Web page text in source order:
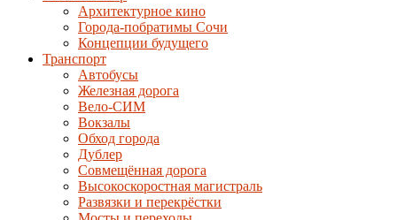
Архитектурное кино
Города-побратимы Сочи
Концепции будущего
Транспорт
Автобусы
Железная дорога
Вело-СИМ
Вокзалы
Обход города
Дублер
Совмещённая дорога
Высокоскоростная магистраль
Развязки и перекрёстки